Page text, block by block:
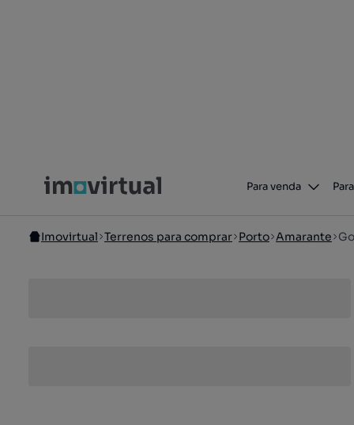
Para venda
Imovirtual Terrenos para comprar Porto Amarante